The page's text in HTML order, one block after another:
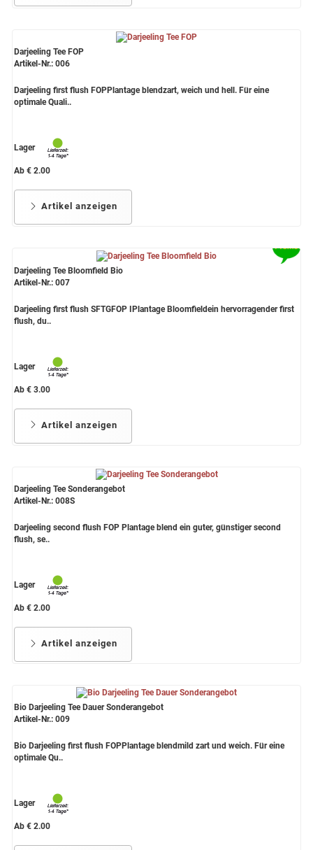
Darjeeling Tee FOP
Artikel-Nr.: 006
Darjeeling first flush FOPPlantage blendzart, weich und hell. Für eine
optimale Quali..
Lager
Ab € 2.00
Artikel anzeigen
Darjeeling Tee Bloomfield Bio
Artikel-Nr.: 007
Darjeeling first flush SFTGFOP IPlantage Bloomfieldein hervorragender first
flush, du..
Lager
Ab € 3.00
Artikel anzeigen
Darjeeling Tee Sonderangebot
Artikel-Nr.: 008S
Darjeeling second flush FOP Plantage blend ein guter, günstiger second
flush, se..
Lager
Ab € 2.00
Artikel anzeigen
Bio Darjeeling Tee Dauer Sonderangebot
Artikel-Nr.: 009
Bio Darjeeling first flush FOPPlantage blendmild zart und weich. Für eine
optimale Qu..
Lager
Ab € 2.00